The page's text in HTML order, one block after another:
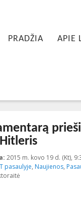
organizacija
PRADŽIA APIE
2015 m. kovo 19 d. (Kt),
pasaulyje, Naujienos,